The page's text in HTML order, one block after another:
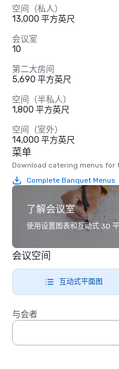
空间（私人）
13,000 平方英尺
会议室
10
第二大房间
5,690 平方英尺
空间（半私人）
1,800 平方英尺
空间（室外）
14,000 平方英尺
菜单
Download catering menus for
Complete Banquet Menus
了解会议室
使用设置图表和互动式 3D
会议空间
互动式平面图
与会者